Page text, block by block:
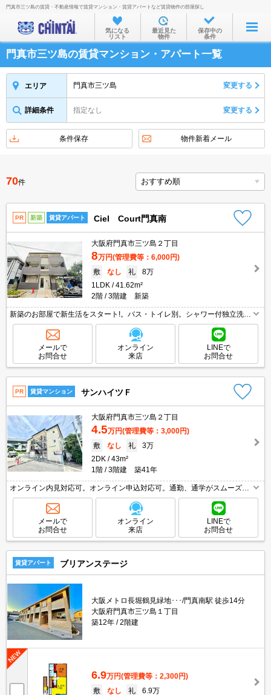
お部屋を探す
沿線・駅から
住所から
物件特集から
不動産会社から
TOP
門真市三ツ島の賃貸・不動産情報で賃貸マンション・賃貸アパートなど賃貸物件の部屋探し
気になる
リスト
最近見た
物件
保存中の
条件
門真市三ツ島の賃貸マンション・アパート一覧
エリア 門真市三ツ島 変更する
詳細条件 指定なし 変更する
条件保存 物件新着メール
70件
PR 新築 賃貸アパート Ciel Court門真南
大阪府門真市三ツ島２丁目
8万円(管理費等：6,000円)
敷
なし 礼
8万
1LDK
41.62m²
2階
3階建 新築
新築のお部屋で新生活をスタート!。バス・トイレ別。シャワー付独立洗面
台。追い焚き・エアコン・浴室乾燥機付きで設備充実!。宅配ボックスあ
り。インターネット無料で使い放題。ぜひお問い合わせください!。
メールで
お問合せ
オンライン
来店
LINEで
お問合せ
PR 賃貸マンション サンハイツＦ
大阪府門真市三ツ島２丁目
4.5万円(管理費等：3,000円)
敷
なし 礼
3万
2DK
43m²
1階
3階建 築41年
オンライン内見対応可。オンライン申込対応可。通勤、通学がスムーズ。
過ごしやすい生活環境が整っています。
メールで
お問合せ
オンライン
来店
LINEで
お問合せ
賃貸アパート ブリアンステージ
大阪メトロ長堀鶴見緑地･･･/門真南駅 徒歩14分
大阪府門真市三ツ島１丁目
築12年
2階建
6.9万円(管理費等：2,300円)
敷
なし 礼
6.9万